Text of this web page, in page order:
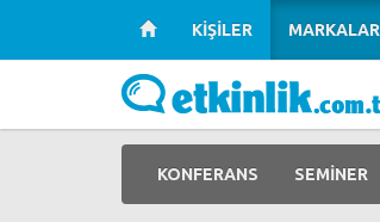
KİŞİLER MARKALAR
KONFERANS SEMİNER